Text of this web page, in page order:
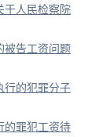
于人民检察院
被告工资问题
行的犯罪分子
的罪犯工资待